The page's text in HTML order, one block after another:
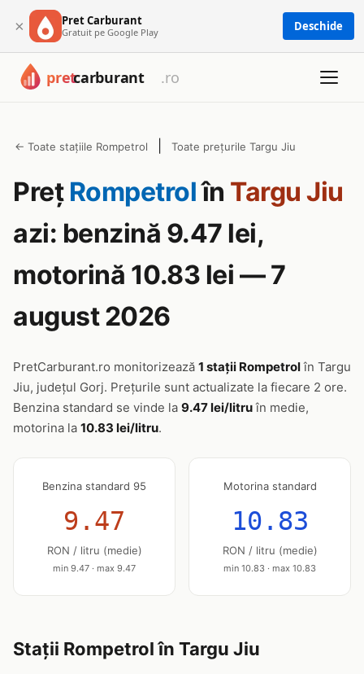
× Pret Carburant
Gratuit pe Google Play Deschide
← Toate stațiile Rompetrol Toate prețurile Targu Jiu
Preț Rompetrolîn Targu Jiu
azi: benzină 9.47 lei,
motorină 10.83 lei — 7
august 2026
PretCarburant.ro monitorizează 1 stații Rompetrolîn Targu
Jiu, județul Gorj. Prețurile sunt actualizate la fiecare 2 ore.
Benzina standard se vinde la 9.47 lei/litruîn medie,
motorina la 10.83 lei/litru.
Benzina standard 95
9.47
RON / litru (medie)
min 9.47 · max 9.47
Motorina standard
10.83
RON / litru (medie)
min 10.83 · max 10.83
Stații Rompetrol în Targu Jiu